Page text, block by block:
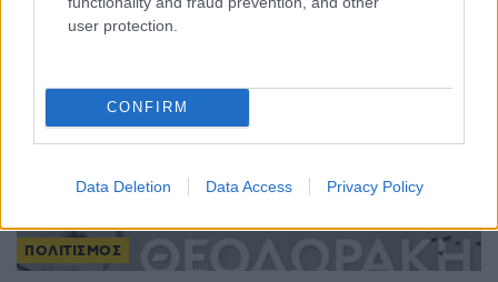
user protection.
CONFIRM
Data Deletion Data Access Privacy Policy
ΠΟΛΙΤΙΣΜΟΣ